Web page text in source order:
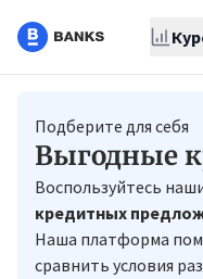
Подберите для себя
Выгодные
Воспользуйтесь
кредитных
Наша платформа
сравнить условия